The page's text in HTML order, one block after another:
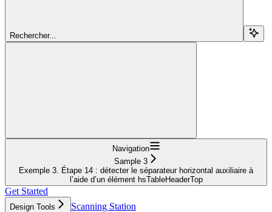
Rechercher...
Navigation
Sample 3
Exemple 3. Étape 14 : détecter le séparateur horizontal auxiliaire à
l’aide d’un élément hsTableHeaderTop
Get Started
Design Tools
Scanning Station